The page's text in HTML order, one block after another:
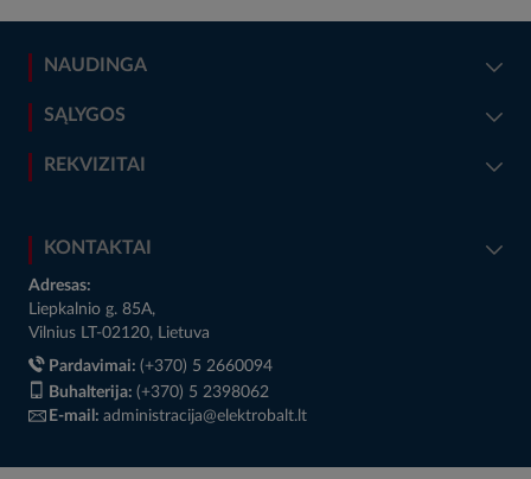
NAUDINGA
SĄLYGOS
REKVIZITAI
KONTAKTAI
Adresas:
Liepkalnio g. 85A,
Vilnius LT-02120, Lietuva
Pardavimai: (+370) 5 2660094
Buhalterija: (+370) 5 2398062
E-mail: administracija@elektrobalt.lt